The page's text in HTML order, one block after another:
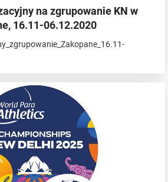
na zgrupowanie KN w
16.11-06.12.2020